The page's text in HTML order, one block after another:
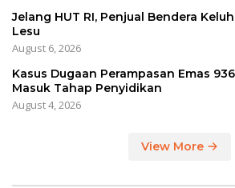
Jelang HUT RI, Penjual Bendera
Lesu
August 6, 2026
Kasus Dugaan Perampasan Emas
Masuk Tahap Penyidikan
August 4, 2026
View More